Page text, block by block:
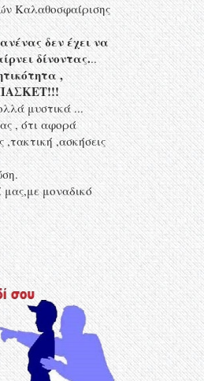
Kαλαθοσφαίρισης
δεν έχει να
δίνοντας...
,
μυστικά ...
, ότι αφορά
,τακτική ,ασκήσεις
μας,με μοναδικό